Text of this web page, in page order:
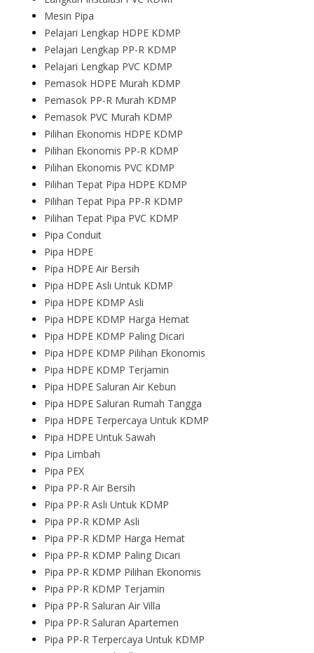
Mesin Pipa
Pelajari Lengkap HDPE KDMP
Pelajari Lengkap PP-R KDMP
Pelajari Lengkap PVC KDMP
Pemasok HDPE Murah KDMP
Pemasok PP-R Murah KDMP
Pemasok PVC Murah KDMP
Pilihan Ekonomis HDPE KDMP
Pilihan Ekonomis PP-R KDMP
Pilihan Ekonomis PVC KDMP
Pilihan Tepat Pipa HDPE KDMP
Pilihan Tepat Pipa PP-R KDMP
Pilihan Tepat Pipa PVC KDMP
Pipa Conduit
Pipa HDPE
Pipa HDPE Air Bersih
Pipa HDPE Asli Untuk KDMP
Pipa HDPE KDMP Asli
Pipa HDPE KDMP Harga Hemat
Pipa HDPE KDMP Paling Dicari
Pipa HDPE KDMP Pilihan Ekonomis
Pipa HDPE KDMP Terjamin
Pipa HDPE Saluran Air Kebun
Pipa HDPE Saluran Rumah Tangga
Pipa HDPE Terpercaya Untuk KDMP
Pipa HDPE Untuk Sawah
Pipa Limbah
Pipa PEX
Pipa PP-R Air Bersih
Pipa PP-R Asli Untuk KDMP
Pipa PP-R KDMP Asli
Pipa PP-R KDMP Harga Hemat
Pipa PP-R KDMP Paling Dicari
Pipa PP-R KDMP Pilihan Ekonomis
Pipa PP-R KDMP Terjamin
Pipa PP-R Saluran Air Villa
Pipa PP-R Saluran Apartemen
Pipa PP-R Terpercaya Untuk KDMP